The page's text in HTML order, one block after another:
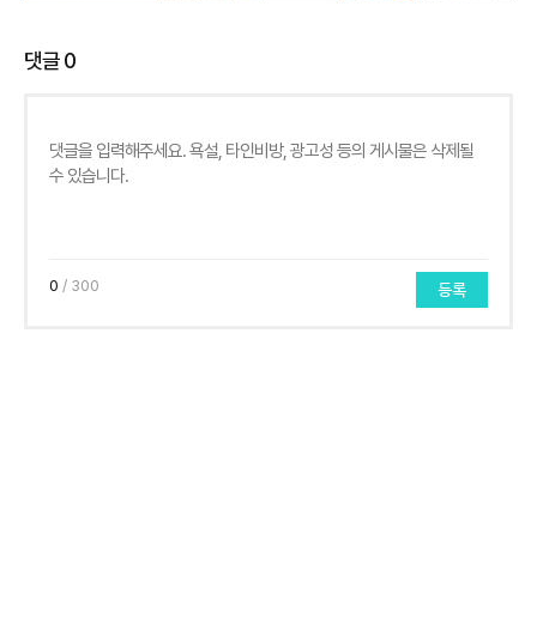
댓글0
0 / 300 등록